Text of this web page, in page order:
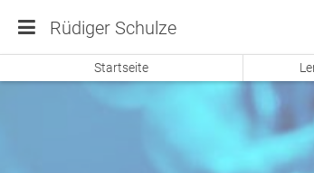
Rüdiger Schulze
Startseite